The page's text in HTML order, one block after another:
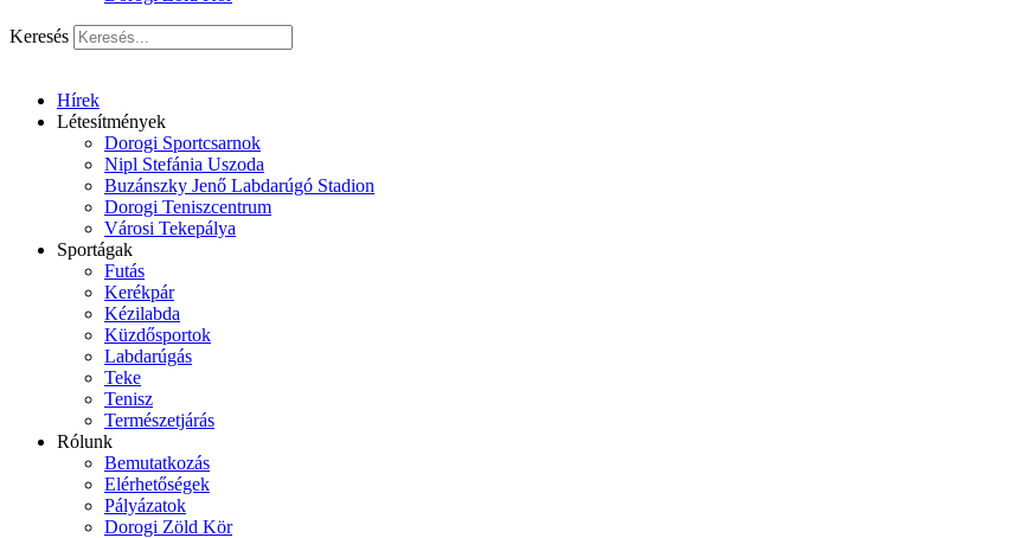
Keresés
Hírek
Létesítmények
Dorogi Sportcsarnok
Nipl Stefánia Uszoda
Buzánszky Jenő Labdarúgó Stadion
Dorogi Teniszcentrum
Városi Tekepálya
Sportágak
Futás
Kerékpár
Kézilabda
Küzdősportok
Labdarúgás
Teke
Tenisz
Természetjárás
Rólunk
Bemutatkozás
Elérhetőségek
Pályázatok
Dorogi Zöld Kör